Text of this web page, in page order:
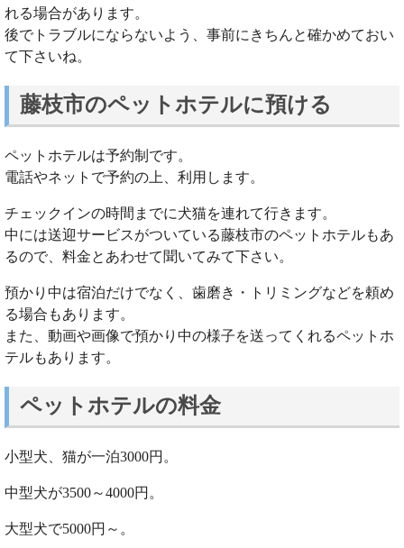
れる場合があります。
後でトラブルにならないよう、事前にきちんと確かめておい
て下さいね。
藤枝市のペットホテルに預ける
ペットホテルは予約制です。
電話やネットで予約の上、利用します。
チェックインの時間までに犬猫を連れて行きます。
中には送迎サービスがついている藤枝市のペットホテルもあ
るので、料金とあわせて聞いてみて下さい。
預かり中は宿泊だけでなく、歯磨き・トリミングなどを頼め
る場合もあります。
また、動画や画像で預かり中の様子を送ってくれるペットホ
テルもあります。
ペットホテルの料金
小型犬、猫が一泊3000円。
中型犬が3500～4000円。
大型犬で5000円～。